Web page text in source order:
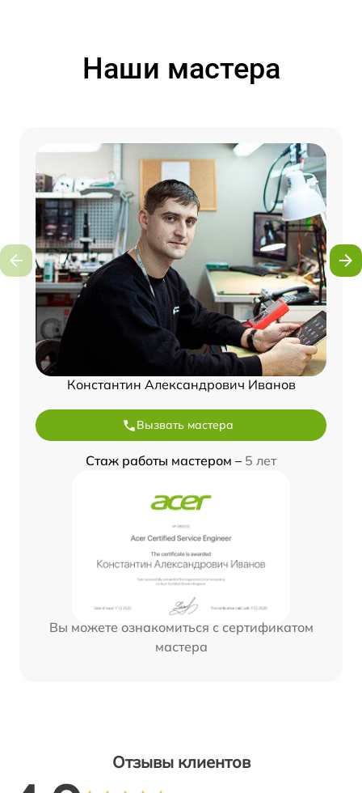
Наши мастера
Константин Александрович Иванов
Вызвать мастера
Стаж работы мастером – 5 лет
Вы можете ознакомиться с сертификатом
мастера
Отзывы клиентов